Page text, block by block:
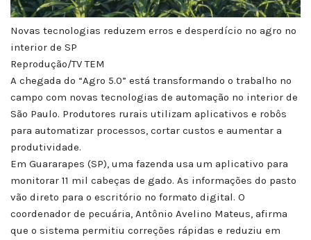
Novas tecnologias reduzem erros e desperdício no agro no
interior de SP
Reprodução/TV TEM
A chegada do “Agro 5.0” está transformando o trabalho no
campo com novas tecnologias de automação no interior de
São Paulo. Produtores rurais utilizam aplicativos e robôs
para automatizar processos, cortar custos e aumentar a
produtividade.
Em Guararapes (SP), uma fazenda usa um aplicativo para
monitorar 11 mil cabeças de gado. As informações do pasto
vão direto para o escritório no formato digital. O
coordenador de pecuária, Antônio Avelino Mateus, afirma
que o sistema permitiu correções rápidas e reduziu em